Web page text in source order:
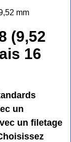
mm
(9,52
16
un
un filetage